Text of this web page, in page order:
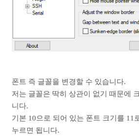
폰트 즉 글꼴을 변경할 수 있습니다.
저는 글꼴은 딱히 상관이 없기 때문에
니다.
기본 10으로 되어 있는 폰트 크기를 11
누르면 됩니다.